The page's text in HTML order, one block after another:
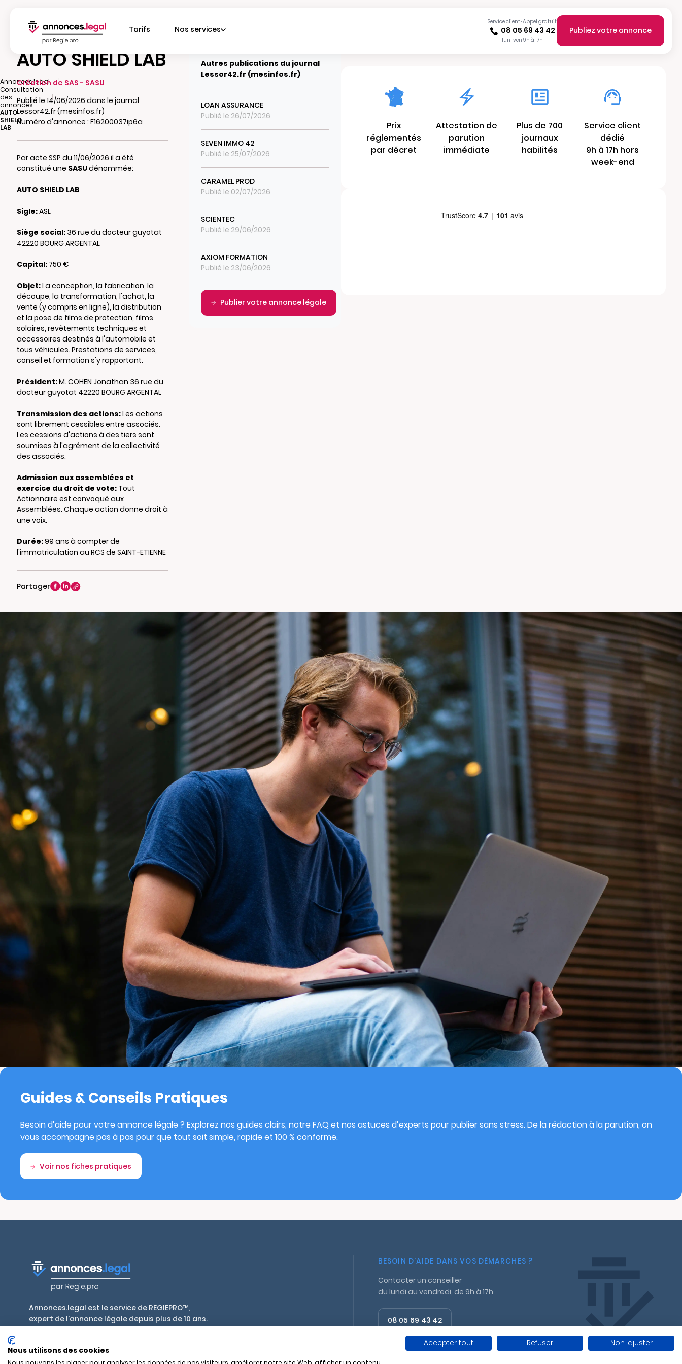
Tarifs Nos services
Service client · Appel gratuit
08 05 69 43 42
lun-ven 9h à 17h
Publiez votre annonce
Annonces.legal
|
Consultation
des
annonces
|
AUTO
SHIELD
LAB
AUTO SHIELD LAB
Création de SAS - SASU
Publié le 14/06/2026 dans le journal
Lessor42.fr (mesinfos.fr)
Numéro d'annonce : F16200037ip6a
Par acte SSP du 11/06/2026 il a été
constitué une SASUdénommée:
AUTO SHIELD LAB
Sigle:ASL
Siège social:36 rue du docteur guyotat
42220 BOURG ARGENTAL
Capital:750 €
Objet:La conception, la fabrication, la
découpe, la transformation, l'achat, la
vente (y compris en ligne), la distribution
et la pose de films de protection, films
solaires, revêtements techniques et
accessoires destinés à l'automobile et
tous véhicules. Prestations de services,
conseil et formation s'y rapportant.
Président:M. COHEN Jonathan 36 rue du
docteur guyotat 42220 BOURG ARGENTAL
Transmission des actions:Les actions
sont librement cessibles entre associés.
Les cessions d'actions à des tiers sont
soumises à l'agrément de la collectivité
des associés.
Admission aux assemblées et
exercice du droit de vote:Tout
Actionnaire est convoqué aux
Assemblées. Chaque action donne droit à
une voix.
Durée:99 ans à compter de
l'immatriculation au RCS de SAINT-ETIENNE
Partager
Autres publications du journal
Lessor42.fr (mesinfos.fr)
LOAN ASSURANCE
Publié le 26/07/2026
SEVEN IMMO 42
Publié le 25/07/2026
CARAMEL PROD
Publié le 02/07/2026
SCIENTEC
Publié le 29/06/2026
AXIOM FORMATION
Publié le 23/06/2026
Publier votre annonce légale
Prix
réglementés
par décret
Attestation de
parution
immédiate
Plus de 700
journaux
habilités
Service client
dédié
9h à 17h hors
week-end
Guides & Conseils Pratiques
Besoin d’aide pour votre annonce légale ? Explorez nos guides clairs, notre FAQ et nos astuces d’experts pour publier sans stress. De la rédaction à la parution, on
vous accompagne pas à pas pour que tout soit simple, rapide et 100 % conforme.
Voir nos fiches pratiques
Annonces.legal est le service de REGIEPRO™,
expert de l'annonce légale depuis plus de 10 ans.
habilités en France et outre-mer.
BESOIN D'AIDE DANS VOS DÉMARCHES ?
Contacter un conseiller
du lundi au vendredi, de 9h à 17h
08 05 69 43 42
Nous utilisons des cookies
Accepter tout Refuser Non, ajuster